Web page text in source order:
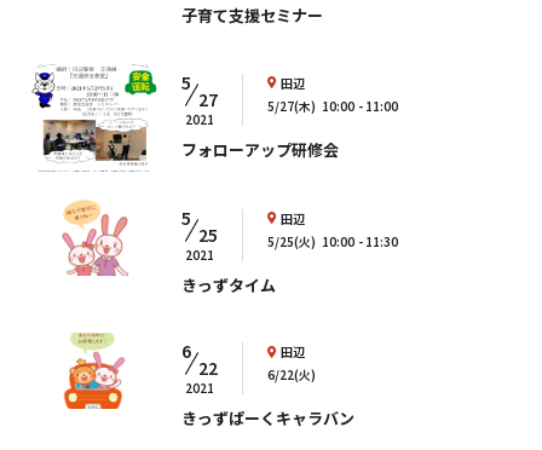
子育て支援セミナー
5
27
2021
田辺
5/27(木) 10:00 11:00
フォローアップ研修会
5
25
2021
田辺
5/25(火) 10:00 11:30
きっずタイム
6
22
2021
田辺
6/22(火)
きっずぱーくキャラバン